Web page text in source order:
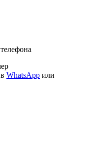
WhatsApp или